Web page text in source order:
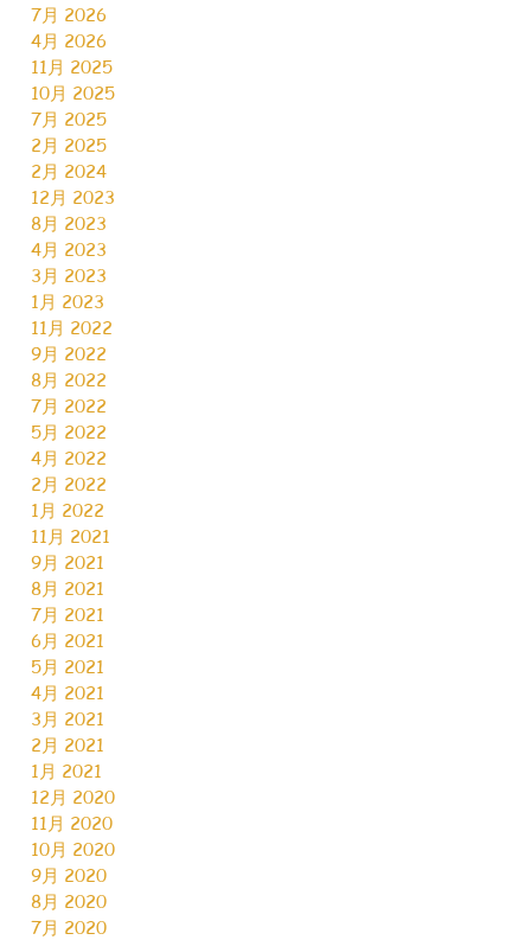
7月 2026
4月 2026
11月 2025
10月 2025
7月 2025
2月 2025
2月 2024
12月 2023
8月 2023
4月 2023
3月 2023
1月 2023
11月 2022
9月 2022
8月 2022
7月 2022
5月 2022
4月 2022
2月 2022
1月 2022
11月 2021
9月 2021
8月 2021
7月 2021
6月 2021
5月 2021
4月 2021
3月 2021
2月 2021
1月 2021
12月 2020
11月 2020
10月 2020
9月 2020
8月 2020
7月 2020